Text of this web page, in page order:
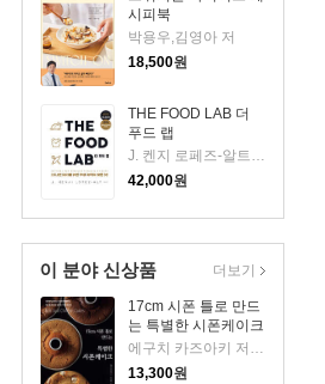
시피북
박용우,김영아 저
18,500원
THE FOOD LAB 더
푸드 랩
J. 켄지 로페즈-알트 저/임현수 역/송윤형 감수
42,000원
이 분야 신상품
17cm 시폰 틀로 만드
는 특별한 시폰케이크
에구치 카즈아키 저/최선아 역
13,300원
더보기